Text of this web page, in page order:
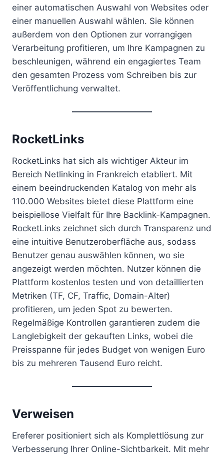
einer automatischen Auswahl von Websites oder
einer manuellen Auswahl wählen. Sie können
außerdem von den Optionen zur vorrangigen
Verarbeitung profitieren, um Ihre Kampagnen zu
beschleunigen, während ein engagiertes Team
den gesamten Prozess vom Schreiben bis zur
Veröffentlichung verwaltet.
RocketLinks
RocketLinks hat sich als wichtiger Akteur im
Bereich Netlinking in Frankreich etabliert. Mit
einem beeindruckenden Katalog von mehr als
110.000 Websites bietet diese Plattform eine
beispiellose Vielfalt für Ihre Backlink-Kampagnen.
RocketLinks zeichnet sich durch Transparenz und
eine intuitive Benutzeroberfläche aus, sodass
Benutzer genau auswählen können, wo sie
angezeigt werden möchten. Nutzer können die
Plattform kostenlos testen und von detaillierten
Metriken (TF, CF, Traffic, Domain-Alter)
profitieren, um jeden Spot zu bewerten.
Regelmäßige Kontrollen garantieren zudem die
Langlebigkeit der gekauften Links, wobei die
Preisspanne für jedes Budget von wenigen Euro
bis zu mehreren Tausend Euro reicht.
Verweisen
Ereferer positioniert sich als Komplettlösung zur
Verbesserung Ihrer Online-Sichtbarkeit. Mit mehr